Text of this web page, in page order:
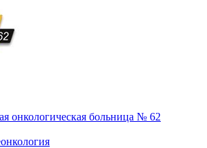
онкологическая больница № 62
онкология